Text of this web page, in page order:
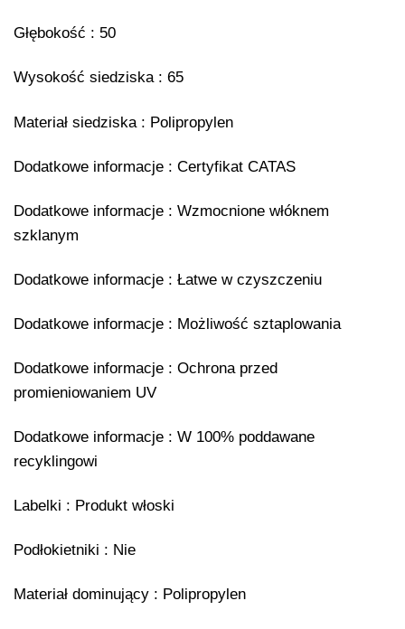
Głębokość : 50
Wysokość siedziska : 65
Materiał siedziska : Polipropylen
Dodatkowe informacje : Certyfikat CATAS
Dodatkowe informacje : Wzmocnione włóknem
szklanym
Dodatkowe informacje : Łatwe w czyszczeniu
Dodatkowe informacje : Możliwość sztaplowania
Dodatkowe informacje : Ochrona przed
promieniowaniem UV
Dodatkowe informacje : W 100% poddawane
recyklingowi
Labelki : Produkt włoski
Podłokietniki : Nie
Materiał dominujący : Polipropylen